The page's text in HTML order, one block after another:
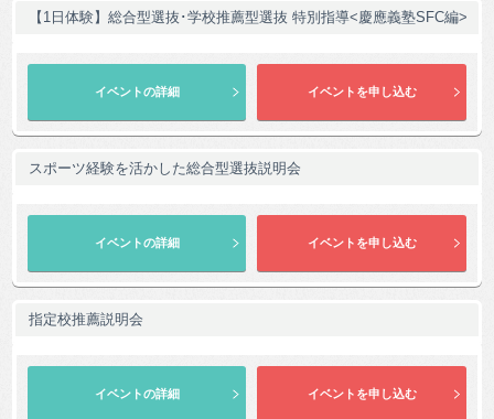
【1日体験】総合型選抜･学校推薦型選抜 特別指導<慶應義塾SFC編>
スポーツ経験を活かした総合型選抜説明会
指定校推薦説明会